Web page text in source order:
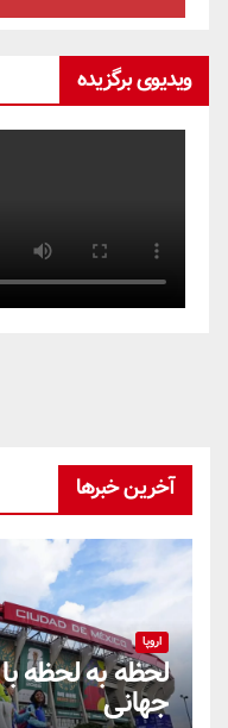
ویدیوی برگزیده
آخرین خبرها
اروپا
لحظه به لحظه
جهانی